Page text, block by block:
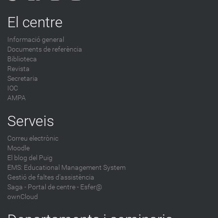
-
El centre
Informació general
Documents de referència
Biblioteca
Revista
Secretaria
IOC
AMPA
Serveis
Correu electrònic
Moodle
El blog del Puig
EMS: Educational Management System
Gestió de faltes d'assistència
Saga - Portal de centre - Esfer@
ownCloud